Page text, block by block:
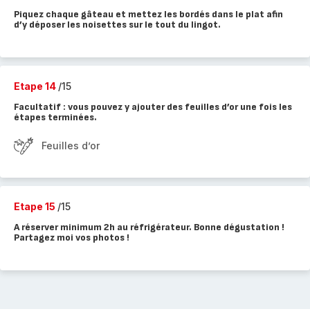
Piquez chaque gâteau et mettez les bordés dans le plat afin
d’y déposer les noisettes sur le tout du lingot.
Etape 14 /15
Facultatif : vous pouvez y ajouter des feuilles d’or une fois les
étapes terminées.
Feuilles d’or
Etape 15 /15
A réserver minimum 2h au réfrigérateur. Bonne dégustation !
Partagez moi vos photos !